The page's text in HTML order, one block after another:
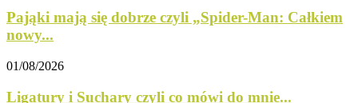
Pająki mają się dobrze czyli „Spider-Man: Całkiem
nowy...
01/08/2026
Ligatury i Suchary czyli co mówi do mnie...